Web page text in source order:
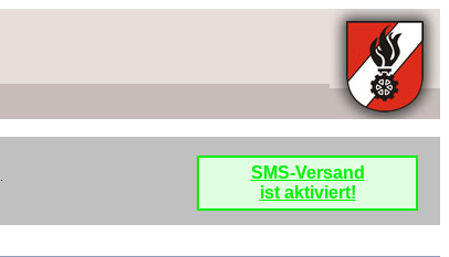
SMS-Versand
ist aktiviert!